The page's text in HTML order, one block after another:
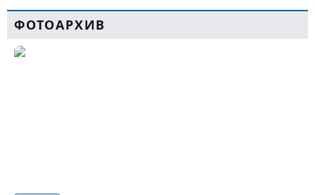
ФОТОАРХИВ